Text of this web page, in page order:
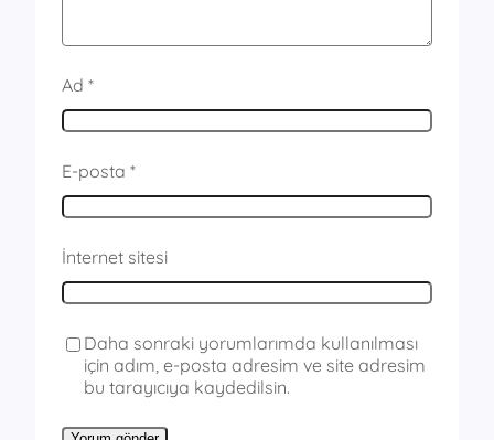
Ad *
E-posta *
İnternet sitesi
Daha sonraki yorumlarımda kullanılması
için adım, e-posta adresim ve site adresim
bu tarayıcıya kaydedilsin.